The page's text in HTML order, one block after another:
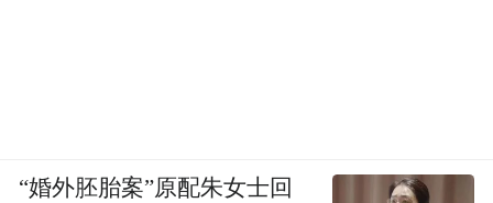
“婚外胚胎案”原配朱女士回